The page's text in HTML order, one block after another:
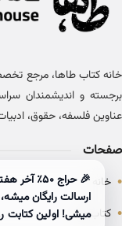
برجسته و اندیشمندان
عناوین فلسفه، حقوق،
صفحات
• خانه
• کتاب‌هامیشی! اولین کتابت